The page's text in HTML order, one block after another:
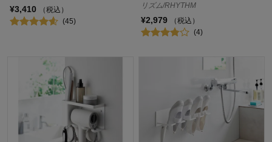
¥3,410
（税込）
(45)
リズム/RHYTHM
¥2,979
（税込）
(4)